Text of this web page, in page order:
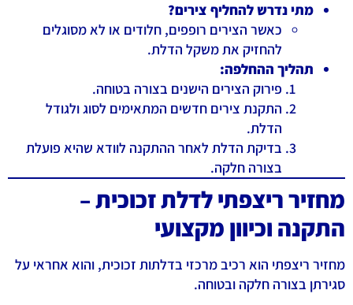
מתי נדרש להחליף צירים?
כאשר הצירים רופפים, חלודים או לא מסוגלים
להחזיק את משקל הדלת.
תהליך ההחלפה:
פירוק הצירים הישנים בצורה בטוחה.
התקנת צירים חדשים המתאימים לסוג ולגודל
הדלת.
בדיקת הדלת לאחר ההתקנה לוודא שהיא פועלת
בצורה חלקה.
מחזיר ריצפתי לדלת זכוכית –
התקנה וכיוון מקצועי
מחזיר ריצפתי הוא רכיב מרכזי בדלתות זכוכית, והוא אחראי על
סגירתן בצורה חלקה ובטוחה.